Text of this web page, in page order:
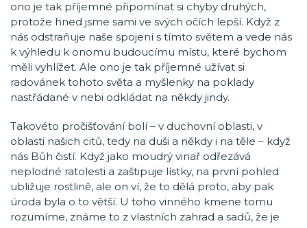
ono je tak příjemné připomínat si chyby druhých,
protože hned jsme sami ve svých očích lepší. Když z
nás odstraňuje naše spojení s tímto světem a vede nás
k výhledu k onomu budoucímu místu, které bychom
měli vyhlížet. Ale ono je tak příjemné užívat si
radovánek tohoto světa a myšlenky na poklady
nastřádané v nebi odkládat na někdy jindy.
Takovéto pročišťování bolí – v duchovní oblasti, v
oblasti našich citů, tedy na duši a někdy i na těle – když
nás Bůh čistí. Když jako moudrý vinař odřezává
neplodné ratolesti a zaštipuje lístky, na první pohled
ubližuje rostlině, ale on ví, že to dělá proto, aby pak
úroda byla o to větší. U toho vinného kmene tomu
rozumíme, známe to z vlastních zahrad a sadů, že je